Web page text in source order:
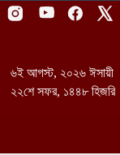
৬ই আগস্ট, ২০২৬ ঈসায়ী
২২শে সফর, ১৪৪৮ হিজরি